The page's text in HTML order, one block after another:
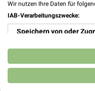
Wir nutzen Ihre Daten für
IAB-Verarbeitungszwecke:
Speichern von oder
Verwendung
Erstellung von Profilen